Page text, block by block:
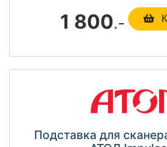
1 800.-
Подставка для